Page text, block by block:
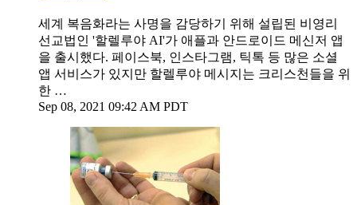
세계 복음화라는 사명을 감당하기 위해 설립된 비영리
선교법인 '할렐루야 AI'가 애플과 안드로이드 메신저 앱
을 출시했다. 페이스북, 인스타그램, 틱톡 등 많은 소셜
앱 서비스가 있지만 할렐루야 메시지는 크리스천들을 위
한 …
Sep 08, 2021 09:42 AM PDT